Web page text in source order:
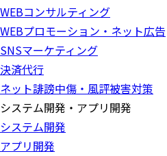
WEBコンサルティング
WEBプロモーション・ネット広告
SNSマーケティング
決済代行
ネット誹謗中傷・風評被害対策
システム開発・アプリ開発
システム開発
アプリ開発